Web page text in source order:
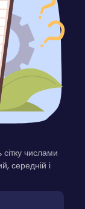
числами
середній і